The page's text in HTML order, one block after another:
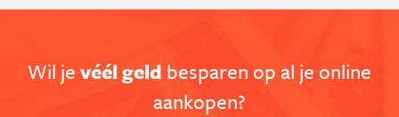
Wil jevéél geld besparen op al je online
aankopen?